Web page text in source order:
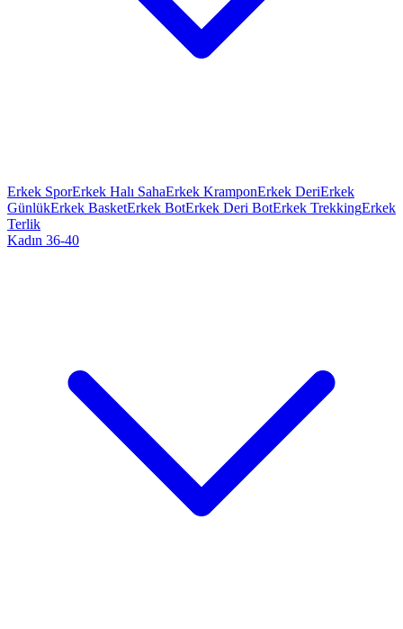
Erkek SporErkek Halı SahaErkek KramponErkek DeriErkek
GünlükErkek BasketErkek BotErkek Deri BotErkek TrekkingErkek
Terlik
Kadın 36-40